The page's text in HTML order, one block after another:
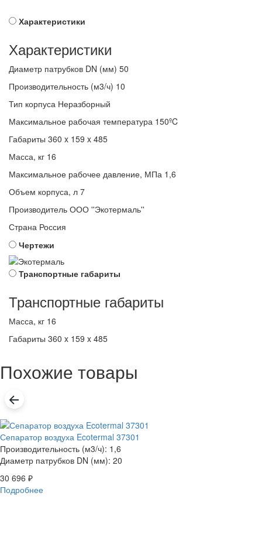
Характеристики
Характеристики
Диаметр патрубков DN (мм) 50
Производительность (м3/ч) 10
Тип корпуса Неразборный
Максимальное рабочая температура 150ºC
Габариты 360 x 159 x 485
Масса, кг 16
Максимальное рабочее давление, МПа 1,6
Объем корпуса, л 7
Производитель ООО ''Экотермаль''
Страна Россия
Чертежи
Транспортные габариты
Транспортные габариты
Масса, кг 16
Габариты 360 x 159 x 485
Похожие товары
Сепаратор воздуха Ecotermal 37301
Производительность (м3/ч): 1,6
Диаметр патрубков DN (мм): 20
30 696 ₽
Подробнее